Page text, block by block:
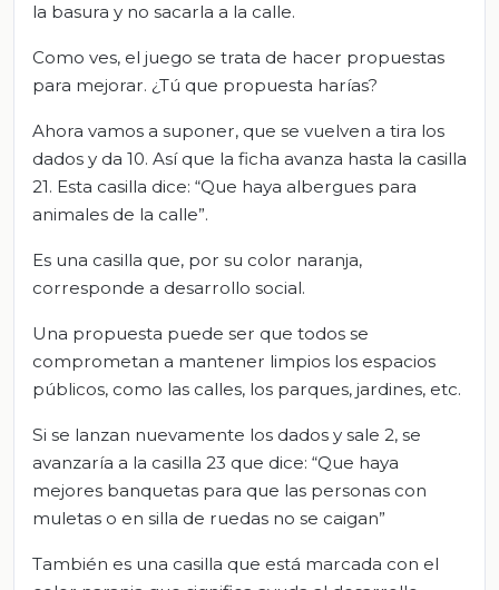
la basura y no sacarla a la calle.
Como ves, el juego se trata de hacer propuestas
para mejorar. ¿Tú que propuesta harías?
Ahora vamos a suponer, que se vuelven a tira los
dados y da 10. Así que la ficha avanza hasta la casilla
21. Esta casilla dice: “Que haya albergues para
animales de la calle”.
Es una casilla que, por su color naranja,
corresponde a desarrollo social.
Una propuesta puede ser que todos se
comprometan a mantener limpios los espacios
públicos, como las calles, los parques, jardines, etc.
Si se lanzan nuevamente los dados y sale 2, se
avanzaría a la casilla 23 que dice: “Que haya
mejores banquetas para que las personas con
muletas o en silla de ruedas no se caigan”
También es una casilla que está marcada con el